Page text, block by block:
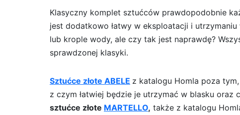
Klasyczny komplet sztućców prawdopodobnie
jest dodatkowo łatwy w eksploatacji i
lub krople wody, ale czy tak jest naprawdę?
sprawdzonej klasyki.
Sztućce złote ABELE z katalogu Homla poza
z czym łatwiej będzie je utrzymać w blasku
sztućce złote MARTELLO, także z katalogu